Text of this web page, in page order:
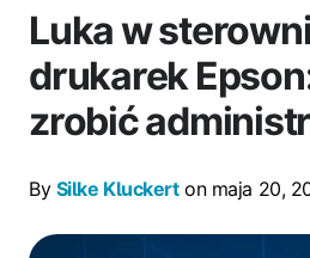
Luka w
drukarek
zrobić
By Silke Kluckerton maja 20,